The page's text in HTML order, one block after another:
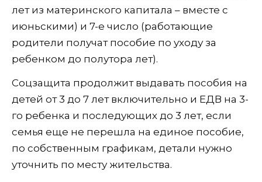
лет из материнского капитала – вместе с
июньскими) и 7-е число (работающие
родители получат пособие по уходу за
ребенком до полутора лет).
Соцзащита продолжит выдавать пособия на
детей от 3 до 7 лет включительно и ЕДВ на 3-
го ребенка и последующих до 3 лет, если
семья еще не перешла на единое пособие,
по собственным графикам, детали нужно
уточнить по месту жительства.